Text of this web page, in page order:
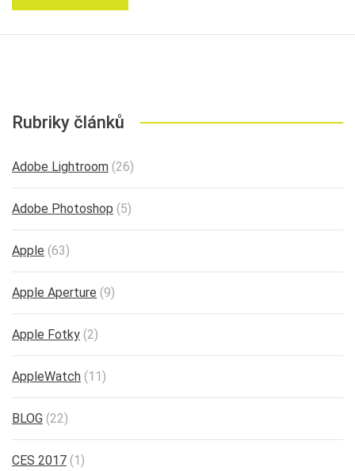
Rubriky článků
Adobe Lightroom (26)
Adobe Photoshop (5)
Apple (63)
Apple Aperture (9)
Apple Fotky (2)
AppleWatch (11)
BLOG (22)
CES 2017 (1)